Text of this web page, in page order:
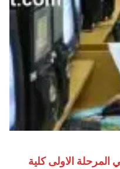
تنسيق الكليات 2026 في المرحلة الاولى كلية